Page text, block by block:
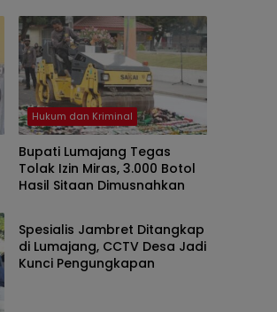
Hukum dan Kriminal
Bupati Lumajang Tegas
Tolak Izin Miras, 3.000 Botol
Hasil Sitaan Dimusnahkan
Hukum dan Kriminal
Spesialis Jambret Ditangkap
di Lumajang, CCTV Desa Jadi
Kunci Pengungkapan